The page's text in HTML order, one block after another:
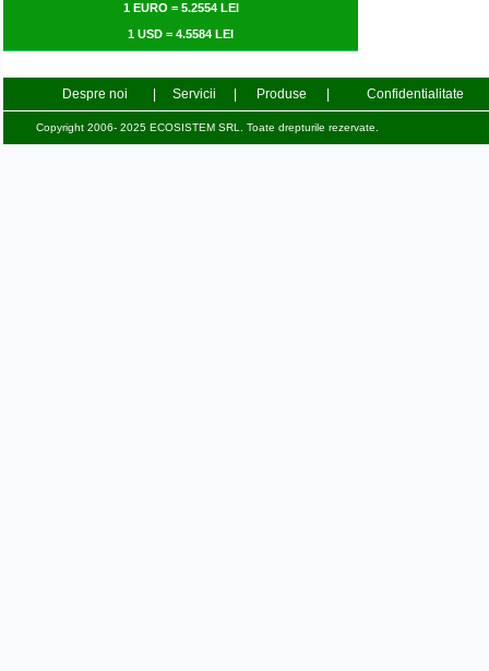
1 EURO = 5.2554 LEI
1 USD = 4.5584 LEI
Despre noi Servicii Produse Confidentialitate
Copyright 2006- 2025 ECOSISTEM SRL. Toate drepturile rezervate.